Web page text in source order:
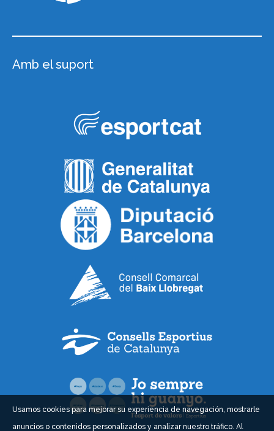
Amb el suport
Usamos cookies para mejorar su experiencia de navegación, mostrarle
anuncios o contenidos personalizados y analizar nuestro tráfico. Al